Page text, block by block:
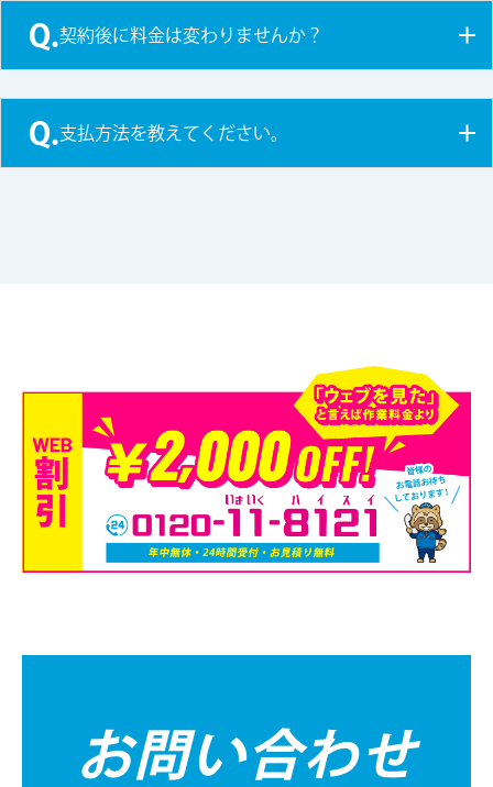
Q.契約後に料金は変わりませんか？
Q.支払方法を教えてください。
お問い合わせ